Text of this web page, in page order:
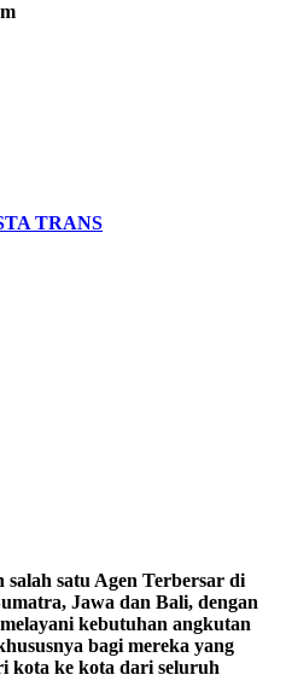
TRANS
salah satu Agen Terbersar di
Jawa dan Bali, dengan
kebutuhan angkutan
bagi mereka yang
kota ke kota dari seluruh